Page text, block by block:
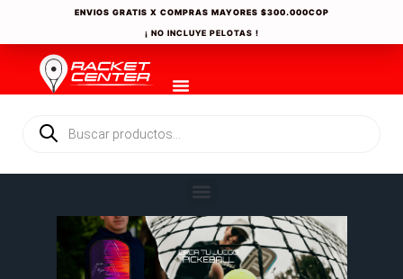
ENVIOS GRATIS X COMPRAS MAYORES $300.000COP
¡ NO INCLUYE PELOTAS !